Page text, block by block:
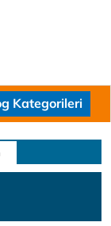
Kategorileri